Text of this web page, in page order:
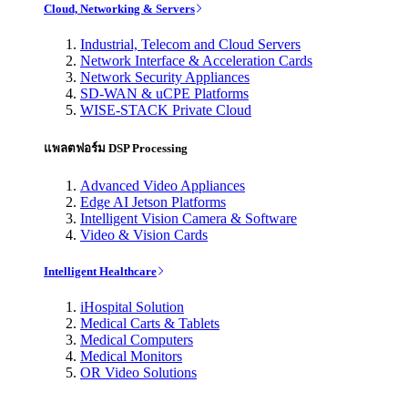
Cloud, Networking & Servers
Industrial, Telecom and Cloud Servers
Network Interface & Acceleration Cards
Network Security Appliances
SD-WAN & uCPE Platforms
WISE-STACK Private Cloud
แพลตฟอร์ม DSP Processing
Advanced Video Appliances
Edge AI Jetson Platforms
Intelligent Vision Camera & Software
Video & Vision Cards
Intelligent Healthcare
iHospital Solution
Medical Carts & Tablets
Medical Computers
Medical Monitors
OR Video Solutions